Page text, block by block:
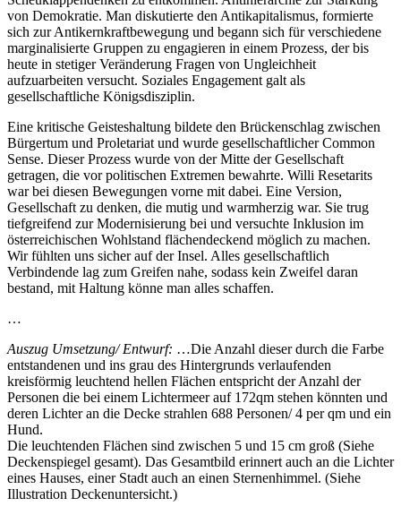
von Demokratie. Man diskutierte den Antikapitalismus, formierte
sich zur Antikernkraftbewegung und begann sich für verschiedene
marginalisierte Gruppen zu engagieren in einem Prozess, der bis
heute in stetiger Veränderung Fragen von Ungleichheit
aufzuarbeiten versucht. Soziales Engagement galt als
gesellschaftliche Königsdisziplin.
Eine kritische Geisteshaltung bildete den Brückenschlag zwischen
Bürgertum und Proletariat und wurde gesellschaftlicher Common
Sense. Dieser Prozess wurde von der Mitte der Gesellschaft
getragen, die vor politischen Extremen bewahrte. Willi Resetarits
war bei diesen Bewegungen vorne mit dabei. Eine Version,
Gesellschaft zu denken, die mutig und warmherzig war. Sie trug
tiefgreifend zur Modernisierung bei und versuchte Inklusion im
österreichischen Wohlstand flächendeckend möglich zu machen.
Wir fühlten uns sicher auf der Insel. Alles gesellschaftlich
Verbindende lag zum Greifen nahe, sodass kein Zweifel daran
bestand, mit Haltung könne man alles schaffen.
…
Auszug Umsetzung/ Entwurf: …Die Anzahl dieser durch die Farbe
entstandenen und ins grau des Hintergrunds verlaufenden
kreisförmig leuchtend hellen Flächen entspricht der Anzahl der
Personen die bei einem Lichtermeer auf 172qm stehen könnten und
deren Lichter an die Decke strahlen 688 Personen/ 4 per qm und ein
Hund.
Die leuchtenden Flächen sind zwischen 5 und 15 cm groß (Siehe
Deckenspiegel gesamt). Das Gesamtbild erinnert auch an die Lichter
eines Hauses, einer Stadt auch an einen Sternenhimmel. (Siehe
Illustration Deckenuntersicht.)